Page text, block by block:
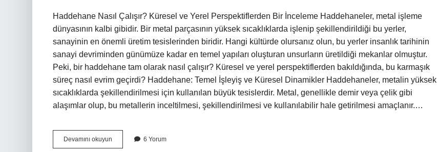
Haddehane Nasıl Çalışır? Küresel ve Yerel Perspektiflerden Bir İnceleme Haddehaneler, metal işleme
dünyasının kalbi gibidir. Bir metal parçasının yüksek sıcaklıklarda işlenip şekillendirildiği bu yerler,
sanayinin en önemli üretim tesislerinden biridir. Hangi kültürde olursanız olun, bu yerler insanlık tarihinin
sanayi devriminden günümüze kadar en temel yapıları oluşturan unsurların üretildiği mekanlar olmuştur.
Peki, bir haddehane tam olarak nasıl çalışır? Küresel ve yerel perspektiflerden bakıldığında, bu karmaşık
süreç nasıl evrim geçirdi? Haddehane: Temel İşleyiş ve Küresel Dinamikler Haddehaneler, metalin yüksek
sıcaklıklarda şekillendirilmesi için kullanılan büyük tesislerdir. Metal, genellikle demir veya çelik gibi
alaşımlar olup, bu metallerin inceltilmesi, şekillendirilmesi ve kullanılabilir hale getirilmesi amaçlanır.…
Devamını okuyun Haddehane
nasıl
6 Yorum